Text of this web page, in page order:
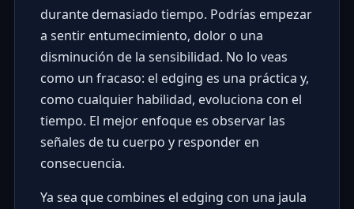
durante demasiado tiempo. Podrías empezar
a sentir entumecimiento, dolor o una
disminución de la sensibilidad. No lo veas
como un fracaso: el edging es una práctica y,
como cualquier habilidad, evoluciona con el
tiempo. El mejor enfoque es observar las
señales de tu cuerpo y responder en
consecuencia.
Ya sea que combines el edging con una jaula